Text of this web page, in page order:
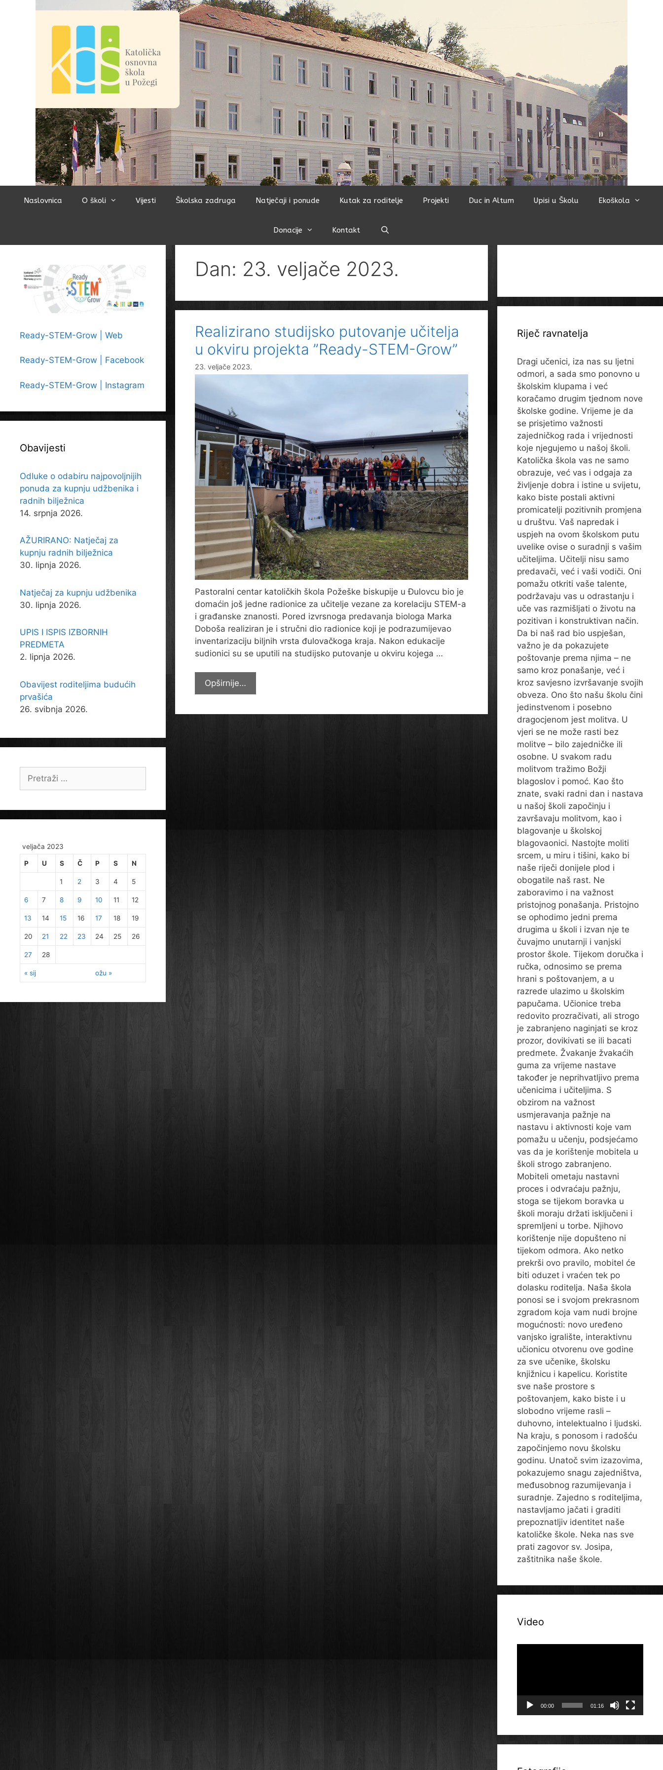
Naslovnica O školi Vijesti Školska zadruga Natječaji i ponude Kutak za roditelje Projekti Duc in Altum Upisi u Školu Ekoškola
Donacije Kontakt
Dan: 23. veljače 2023.
Realizirano studijsko putovanje učitelja
u okviru projekta ”Ready-STEM-Grow”
23. veljače 2023.
Pastoralni centar katoličkih škola Požeške biskupije u Đulovcu bio je
domaćin još jedne radionice za učitelje vezane za korelaciju STEM-a
i građanske znanosti. Pored izvrsnoga predavanja biologa Marka
Doboša realiziran je i stručni dio radionice koji je podrazumijevao
inventarizaciju biljnih vrsta đulovačkoga kraja. Nakon edukacije
sudionici su se uputili na studijsko putovanje u okviru kojega …
Opširnije…
studijsko
Ready-STEM-Grow | Web
Ready-STEM-Grow | Facebook
Ready-STEM-Grow | Instagram
Obavijesti
Odluke o odabiru najpovoljnijih
ponuda za kupnju udžbenika i
radnih bilježnica
14. srpnja 2026.
AŽURIRANO: Natječaj za
kupnju radnih bilježnica
30. lipnja 2026.
Natječaj za kupnju udžbenika
30. lipnja 2026.
UPIS I ISPIS IZBORNIH
PREDMETA
2. lipnja 2026.
Obavijest roditeljima budućih
prvašića
26. svibnja 2026.
veljača 2023
P U S Č P S N
« sij ožu »
1 2 3 4 5
6 7 8 9 10 11 12
13 14 15 16 17 18 19
20 21 22 23 24 25 26
27 28
Riječ ravnatelja
Dragi učenici, iza nas su ljetni
odmori, a sada smo ponovno u
školskim klupama i već
koračamo drugim tjednom nove
školske godine. Vrijeme je da
se prisjetimo važnosti
zajedničkog rada i vrijednosti
koje njegujemo u našoj školi.
Katolička škola vas ne samo
obrazuje, već vas i odgaja za
življenje dobra i istine u svijetu,
kako biste postali aktivni
promicatelji pozitivnih promjena
u društvu. Vaš napredak i
uspjeh na ovom školskom putu
uvelike ovise o suradnji s vašim
učiteljima. Učitelji nisu samo
predavači, već i vaši vodiči. Oni
pomažu otkriti vaše talente,
podržavaju vas u odrastanju i
uče vas razmišljati o životu na
pozitivan i konstruktivan način.
Da bi naš rad bio uspješan,
važno je da pokazujete
poštovanje prema njima – ne
samo kroz ponašanje, već i
kroz savjesno izvršavanje svojih
obveza. Ono što našu školu čini
jedinstvenom i posebno
dragocjenom jest molitva. U
vjeri se ne može rasti bez
molitve – bilo zajedničke ili
osobne. U svakom radu
molitvom tražimo Božji
blagoslov i pomoć. Kao što
znate, svaki radni dan i nastava
u našoj školi započinju i
završavaju molitvom, kao i
blagovanje u školskoj
blagovaonici. Nastojte moliti
srcem, u miru i tišini, kako bi
naše riječi donijele plod i
obogatile naš rast. Ne
zaboravimo i na važnost
pristojnog ponašanja. Pristojno
se ophodimo jedni prema
drugima u školi i izvan nje te
čuvajmo unutarnji i vanjski
prostor škole. Tijekom doručka i
ručka, odnosimo se prema
hrani s poštovanjem, a u
razrede ulazimo u školskim
papučama. Učionice treba
redovito prozračivati, ali strogo
je zabranjeno naginjati se kroz
prozor, dovikivati se ili bacati
predmete. Žvakanje žvakaćih
guma za vrijeme nastave
također je neprihvatljivo prema
učenicima i učiteljima. S
obzirom na važnost
usmjeravanja pažnje na
nastavu i aktivnosti koje vam
pomažu u učenju, podsjećamo
vas da je korištenje mobitela u
školi strogo zabranjeno.
Mobiteli ometaju nastavni
proces i odvraćaju pažnju,
stoga se tijekom boravka u
školi moraju držati isključeni i
spremljeni u torbe. Njihovo
korištenje nije dopušteno ni
tijekom odmora. Ako netko
prekrši ovo pravilo, mobitel će
biti oduzet i vraćen tek po
dolasku roditelja. Naša škola
ponosi se i svojom prekrasnom
zgradom koja vam nudi brojne
mogućnosti: novo uređeno
vanjsko igralište, interaktivnu
učionicu otvorenu ove godine
za sve učenike, školsku
knjižnicu i kapelicu. Koristite
sve naše prostore s
poštovanjem, kako biste i u
slobodno vrijeme rasli –
duhovno, intelektualno i ljudski.
Na kraju, s ponosom i radošću
započinjemo novu školsku
godinu. Unatoč svim izazovima,
pokazujemo snagu zajedništva,
međusobnog razumijevanja i
suradnje. Zajedno s roditeljima,
nastavljamo jačati i graditi
prepoznatljiv identitet naše
katoličke škole. Neka nas sve
prati zagovor sv. Josipa,
zaštitnika naše škole.
Video
00:00 01:16